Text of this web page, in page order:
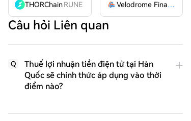
THORChainRUNE Velodrome Finance
Câu hỏi Liên quan
Q
Thuế lợi nhuận tiền điện tử tại Hàn
Quốc sẽ chính thức áp dụng vào thời
điểm nào?